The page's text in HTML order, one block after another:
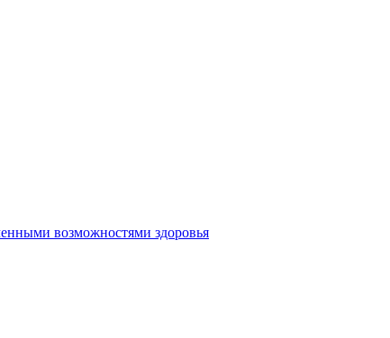
возможностями здоровья